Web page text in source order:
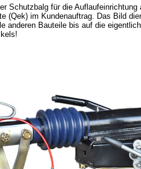
Schutzbalg für die Auflaufeinrichtung
(Qek) im Kundenauftrag. Das Bild
anderen Bauteile bis auf die